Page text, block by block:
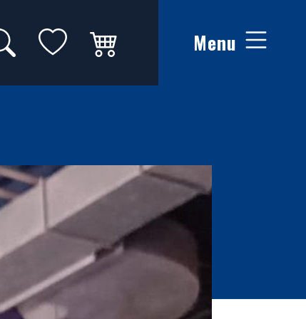
Zoeken op website
Mijn favorieten
Winkelwagen Menu